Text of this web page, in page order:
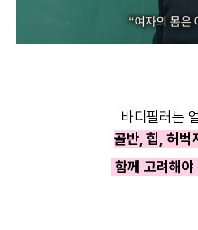
바디필러는
골반, 힙, 허벅
함께 고려해야